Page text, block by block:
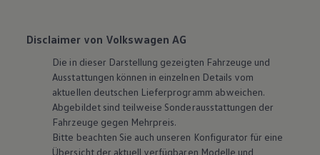
Disclaimer von Volkswagen AG
Die in dieser Darstellung gezeigten Fahrzeuge und
Ausstattungen können in einzelnen Details vom
aktuellen deutschen Lieferprogramm abweichen.
Abgebildet sind teilweise Sonderausstattungen der
Fahrzeuge gegen Mehrpreis.
Bitte beachten Sie auch unseren Konfigurator für eine
Übersicht der aktuell verfügbaren Modelle und